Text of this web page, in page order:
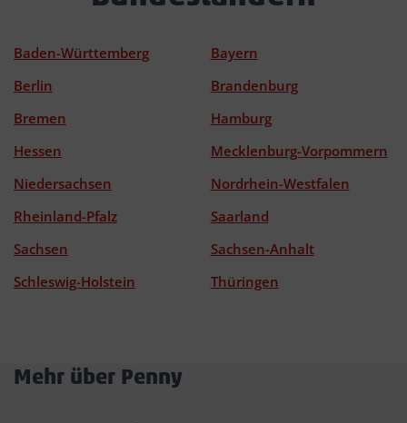
Baden-Württemberg
Bayern
Berlin
Brandenburg
Bremen
Hamburg
Hessen
Mecklenburg-Vorpommern
Niedersachsen
Nordrhein-Westfalen
Rheinland-Pfalz
Saarland
Sachsen
Sachsen-Anhalt
Schleswig-Holstein
Thüringen
Mehr über Penny